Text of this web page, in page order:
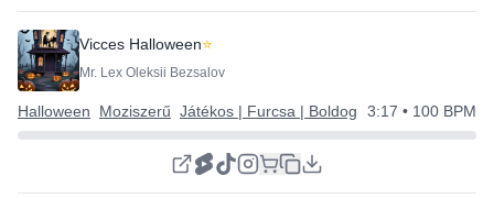
Vicces Halloween⭐
Mr. Lex Oleksii Bezsalov
Halloween Moziszerű Játékos | Furcsa | Boldog 3:17 • 100 BPM